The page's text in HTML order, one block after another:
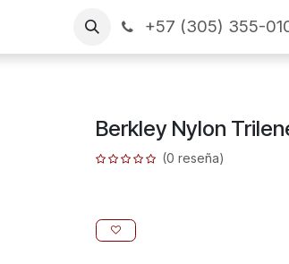
CONTÁCTENOS Financiamiento
+57 (305) 355-
Berkley Nylon
(0 reseña)